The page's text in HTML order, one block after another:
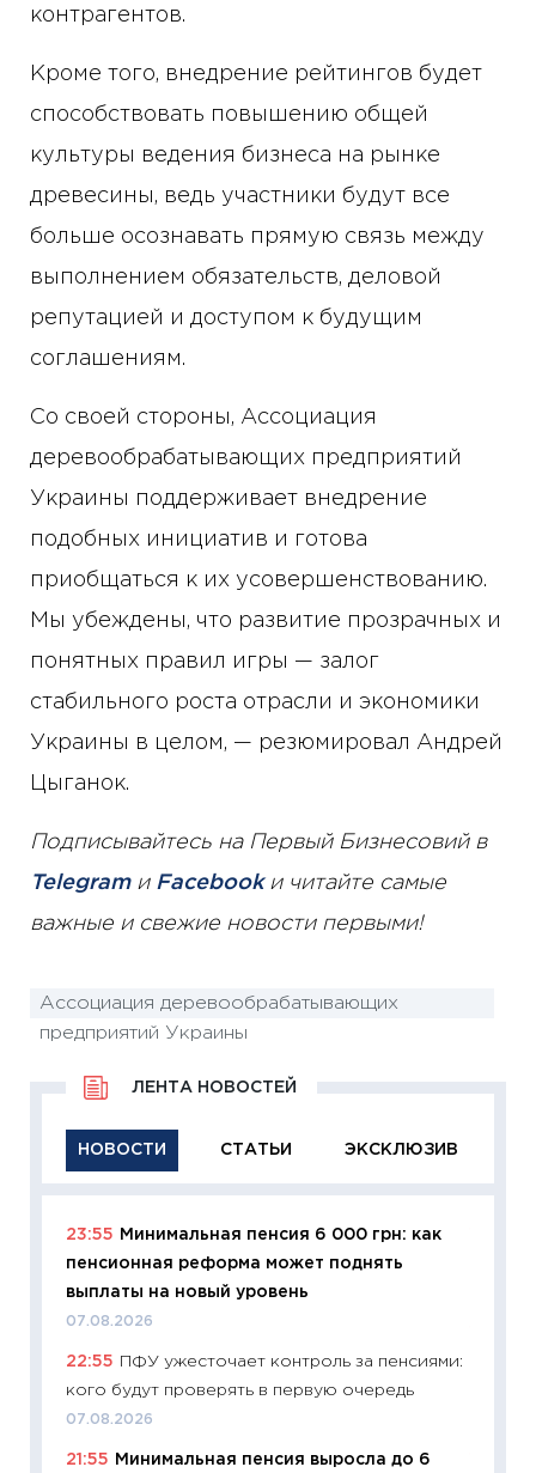
контрагентов.
Кроме того, внедрение рейтингов будет
способствовать повышению общей
культуры ведения бизнеса на рынке
древесины, ведь участники будут все
больше осознавать прямую связь между
выполнением обязательств, деловой
репутацией и доступом к будущим
соглашениям.
Со своей стороны, Ассоциация
деревообрабатывающих предприятий
Украины поддерживает внедрение
подобных инициатив и готова
приобщаться к их усовершенствованию.
Мы убеждены, что развитие прозрачных и
понятных правил игры — залог
стабильного роста отрасли и экономики
Украины в целом, — резюмировал Андрей
Цыганок.
Подписывайтесь на Первый Бизнесовий в
Telegramи Facebookи читайте самые
важные и свежие новости первыми!
Ассоциация деревообрабатывающих
предприятий Украины
НОВОСТИ СТАТЬИ ЭКСКЛЮЗИВ
ЛЕНТА НОВОСТЕЙ
23:55
Минимальная пенсия 6 000 грн: как
пенсионная реформа может поднять
выплаты на новый уровень
07.08.2026
22:55
ПФУ ужесточает контроль за пенсиями:
кого будут проверять в первую очередь
07.08.2026
21:55 Минимальная пенсия выросла до 6